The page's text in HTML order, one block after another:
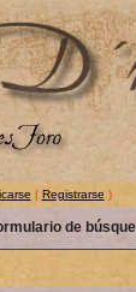
| Registrarse )
de